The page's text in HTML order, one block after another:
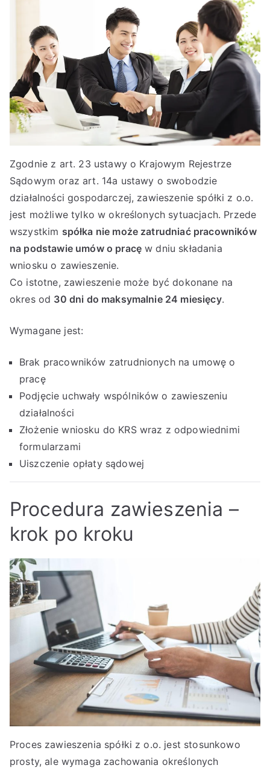
Zgodnie z art. 23 ustawy o Krajowym Rejestrze
Sądowym oraz art. 14a ustawy o swobodzie
działalności gospodarczej, zawieszenie spółki z o.o.
jest możliwe tylko w określonych sytuacjach. Przede
wszystkim spółka nie może zatrudniać pracowników
na podstawie umów o pracę w dniu składania
wniosku o zawieszenie.
Co istotne, zawieszenie może być dokonane na
okres od 30 dni do maksymalnie 24 miesięcy.
Wymagane jest:
Brak pracowników zatrudnionych na umowę o
pracę
Podjęcie uchwały wspólników o zawieszeniu
działalności
Złożenie wniosku do KRS wraz z odpowiednimi
formularzami
Uiszczenie opłaty sądowej
Procedura zawieszenia –
krok po kroku
Proces zawieszenia spółki z o.o. jest stosunkowo
prosty, ale wymaga zachowania określonych